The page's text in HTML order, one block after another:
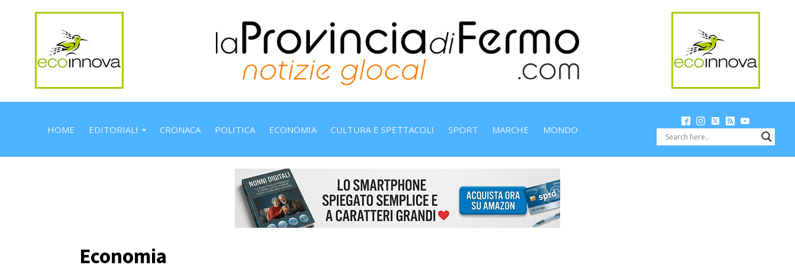
HOME EDITORIALI CRONACA POLITICA ECONOMIA CULTURA E SPETTACOLI SPORT MARCHE MONDO
Economia